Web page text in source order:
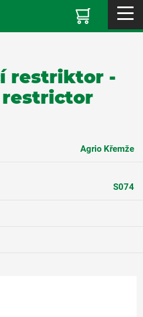
restriktor -
restrictor
Agrio Křemže
S074